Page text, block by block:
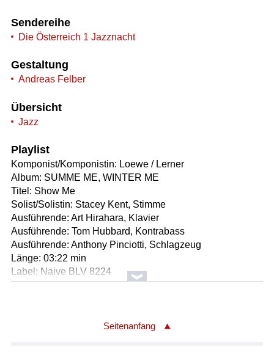
Sendereihe
Die Österreich 1 Jazznacht
Gestaltung
Andreas Felber
Übersicht
Jazz
Playlist
Komponist/Komponistin: Loewe / Lerner
Album: SUMME ME, WINTER ME
Titel: Show Me
Solist/Solistin: Stacey Kent, Stimme
Ausführende: Art Hirahara, Klavier
Ausführende: Tom Hubbard, Kontrabass
Ausführende: Anthony Pinciotti, Schlagzeug
Länge: 03:22 min
Label: Naive BLV 8224
Seitenanfang